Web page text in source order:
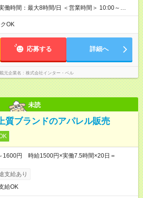
働時間：最大8時間/日 ＜営業時間＞ 10:00～
、残業はほぼありません 早番・遅番の2交
OK
応募する 詳細へ
元企業名 株式会社インター・ベル
未読
ブランドのアパレル販売
1600円 時給1500円×実働7.5時間×20日＝
支給あり
給OK